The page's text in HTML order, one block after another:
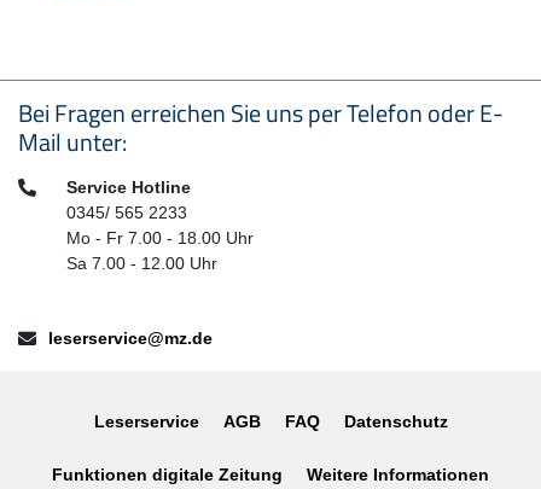
Seitenfußbereich
Bei Fragen erreichen Sie uns per Telefon oder E-
Mail unter:
Telefon:Service Hotline
0345/ 565 2233
Mo - Fr 7.00 - 18.00 Uhr
Sa 7.00 - 12.00 Uhr
E-Mail:leserservice@mz.de
Leserservice AGB FAQ Datenschutz
Funktionen digitale Zeitung Weitere Informationen